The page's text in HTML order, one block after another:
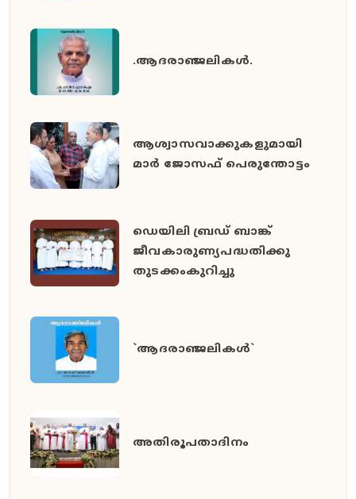
.ആദരാഞ്ജലികൾ.
ആശ്വാസവാക്കുകളുമായി
മാർ ജോസഫ് പെരുന്തോട്ടം
ഡെയിലി ബ്രഡ് ബാങ്ക്
ജീവകാരുണ്യപദ്ധതിക്കു
തുടക്കംകുറിച്ചു
`ആദരാഞ്ജലികൾ`
അതിരൂപതാദിനം